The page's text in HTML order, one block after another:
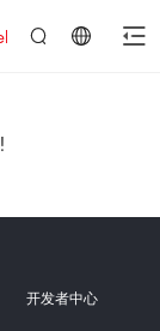
开发者中心